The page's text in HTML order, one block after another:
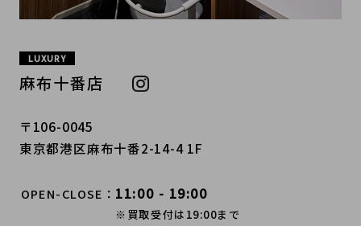
LUXURY
麻布十番店
〒106-0045
東京都港区麻布十番2-14-4 1F
OPEN-CLOSE 11:00 - 19:00
※買取受付は19:00まで